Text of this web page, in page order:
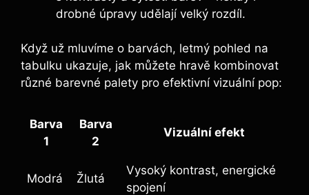
drobné úpravy udělají velký rozdíl.
Když už mluvíme o barvách, letmý pohled na
tabulku ukazuje, jak můžete hravě kombinovat
různé barevné palety pro efektivní vizuální pop:
Barva
1
Barva
2
Vizuální efekt
Modrá Žlutá
Vysoký kontrast, energické
spojení